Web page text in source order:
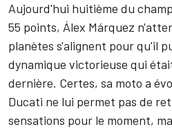
Aujourd'hui huitième du
55 points, Álex Márquez
planètes s'alignent pour qu'il
dynamique victorieuse qui
dernière. Certes, sa moto a
Ducati ne lui permet pas de
sensations pour le moment,